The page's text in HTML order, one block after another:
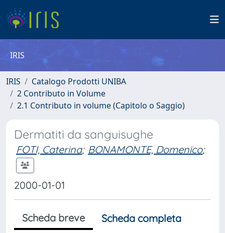
IRIS
IRIS
Catalogo Prodotti UNIBA
2 Contributo in Volume
2.1 Contributo in volume (Capitolo o Saggio)
Dermatiti da sanguisughe
FOTI, Caterina; BONAMONTE, Domenico;
2000-01-01
Scheda breve
Scheda completa